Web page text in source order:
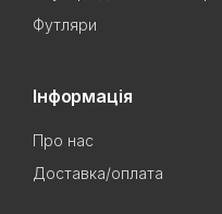
Футляри
Інформація
Про нас
Доставка/оплата